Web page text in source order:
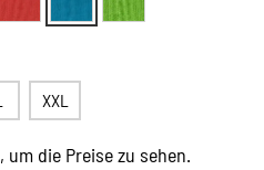
, um die Preise zu sehen.
XXL